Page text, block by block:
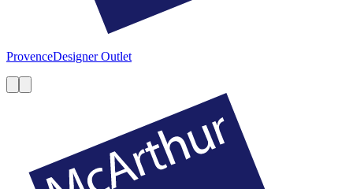
ProvenceDesigner Outlet